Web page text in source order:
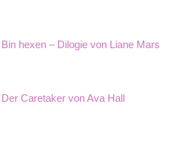
hexen – Dilogie von Liane Mars
Caretaker von Ava Hall